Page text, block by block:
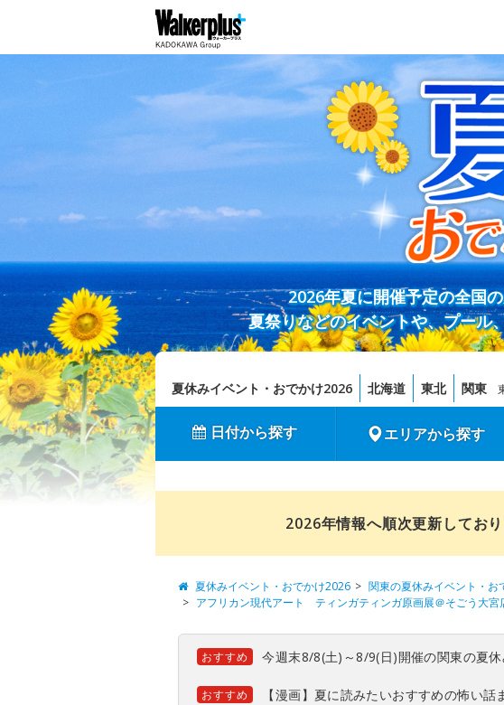
2026年夏に開催予定の全国
夏祭りなどのイベントや、プール
夏休みイベント・おでかけ2026 北海道 東北 関東
日付から探す エリアから探す
2026年情報へ順次更新してお
夏休みイベント・おでかけ2026 関東の夏休みイベント・お
アフリカン現代アート ティンガティンガ原画展＠そごう大宮
おすすめ 今週末8/8(土)～8/9(日)開催の関東の夏
おすすめ 【漫画】夏に読みたいおすすめの怖い話